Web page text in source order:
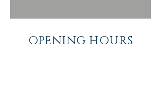
OPENING HOURS